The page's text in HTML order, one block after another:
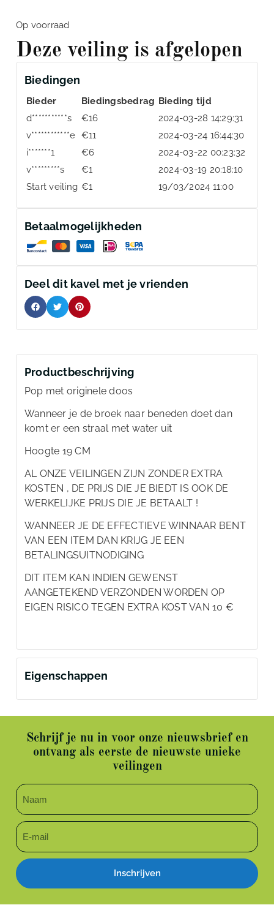
Op voorraad
Deze veiling is afgelopen
Biedingen
Bieder Biedingsbedrag Bieding tijd
d***********s
€16
2024-03-28 14:29:31
v************e €11
2024-03-24 16:44:30
i*******1
€6
2024-03-22 00:23:32
v*********s
€1
2024-03-19 20:18:10
Start veiling €1 19/03/2024 11:00
Betaalmogelijkheden
Deel dit kavel met je vrienden
Productbeschrijving
Pop met originele doos
Wanneer je de broek naar beneden doet dan
komt er een straal met water uit
Hoogte 19 CM
AL ONZE VEILINGEN ZIJN ZONDER EXTRA
KOSTEN , DE PRIJS DIE JE BIEDT IS OOK DE
WERKELIJKE PRIJS DIE JE BETAALT !
WANNEER JE DE EFFECTIEVE WINNAAR BENT
VAN EEN ITEM DAN KRIJG JE EEN
BETALINGSUITNODIGING
DIT ITEM KAN INDIEN GEWENST
AANGETEKEND VERZONDEN WORDEN OP
EIGEN RISICO TEGEN EXTRA KOST VAN 10 €
Eigenschappen
Schrijf je nu in voor onze nieuwsbrief en
ontvang als eerste de nieuwste unieke
veilingen
Inschrijven